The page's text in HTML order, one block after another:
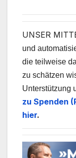
UNSER
und
die teilweise
zu schätzen
Unterstützung
zu Spenden
hier.